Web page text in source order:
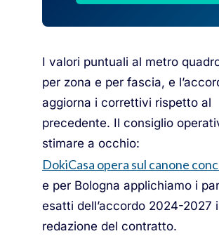
I valori puntuali al metro
per zona e per fascia, e
aggiorna i correttivi rispetto al
precedente. Il consiglio
stimare a occhio:
DokiCasa opera sul canone
e per Bologna applichiamo i
esatti dell’accordo 2024-2027
redazione del contratto.